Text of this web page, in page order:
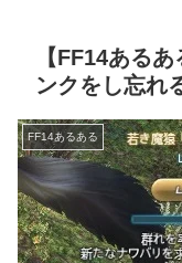
【FF14ある
ンクをし忘れ
FF14あるある